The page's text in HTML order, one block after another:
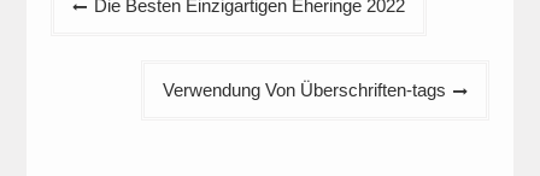
Die Besten Einzigartigen Eheringe 2022
Verwendung Von Überschriften-tags